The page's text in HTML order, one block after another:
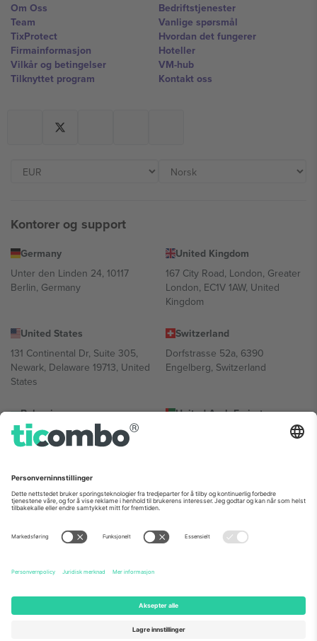
Om Oss
Team
TixProtect
Firmainformasjon
Vilkår og betingelser
Tilknyttet program
Bedriftstjenester
Vanlige spørsmål
Hvordan det fungerer
Hoteller
VM-hub
Kontakt oss
Kontorer og support
Germany
Unter den Linden 24, 10117
Berlin, Germany
United Kingdom
167 City Road, London, Greater
London, EC1V 1AW, United
Kingdom
United States
131 Continental Dr, Suite 305,
Newark, Delaware 19713, United
States
Switzerland
Dorfstrasse 52a, 6390
Engelberg, Switzerland
Bulgaria
Regus Sofia City West, bul
Totleben 53-55, 1606 Sofia,
United Arab Emirates
UAE Dubai Silicon Oasis, DDP
Mexico
Av Chapultepec 360, Roma
Norte, Cuauhtémoc, 06700
Ciudad de México, CDMX,
sted, begivenhet og/eller domene. For detaljer, sjekk spesifikke
arrangementsside, forlag og vilkår.,Firmainformasjon
2026 Ticombo. Alle rettigheter reservert.